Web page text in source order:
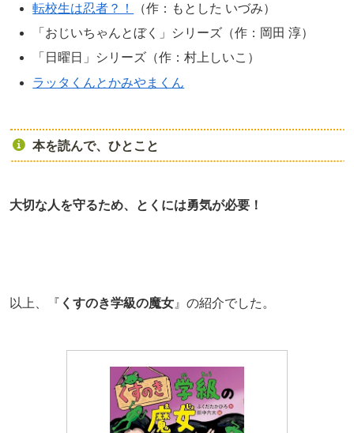
転校生は忍者？！
（作：もとした いづみ）
「おじいちゃんとぼく」シリーズ（作：岡田 淳）
「日曜日」シリーズ（作：村上しいこ）
ラッタくんとかみやまくん
本を読んで、ひとこと
大切な人を守るため、とくには勇気が必要！
以上、『 くすのき学級の魔女 』の紹介でした。